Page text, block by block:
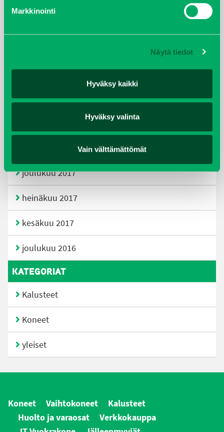
Markkinointi
Näytä tiedot
Hyväksy kaikki
Hyväksy valinta
Vain välttämättömät
huhtikuu 2019
helmikuu 2019
tammikuu 2018
joulukuu 2017
heinäkuu 2017
kesäkuu 2017
joulukuu 2016
KATEGORIAT
Kalusteet
Koneet
yleiset
Koneet Vaihtokoneet
Kalusteet
Huolto ja varaosat
Verkkokauppa